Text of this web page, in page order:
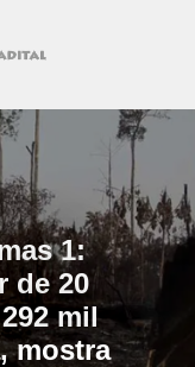
1:
de 20
mil
mostra